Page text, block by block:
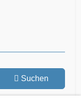
Suchen